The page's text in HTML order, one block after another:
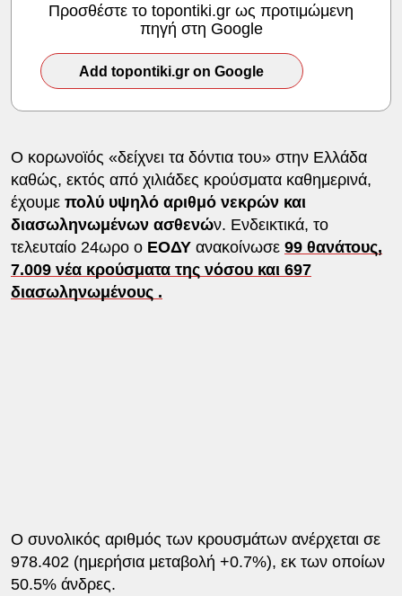
Προσθέστε το topontiki.gr ως προτιμώμενη
πηγή στη Google
Add topontiki.gr on Google
Ο κορωνοϊός «δείχνει τα δόντια του» στην Ελλάδα
καθώς, εκτός από χιλιάδες κρούσματα καθημερινά,
έχουμε πολύ υψηλό αριθμό νεκρών και
διασωληνωμένων ασθενών. Ενδεικτικά, το
τελευταίο 24ωρο οΕΟΔΥανακοίνωσε 99 θανάτους,
7.009 νέα κρούσματα της νόσου και 697
διασωληνωμένους .
Ο συνολικός αριθμός των κρουσμάτων ανέρχεται σε
978.402 (ημερήσια μεταβολή +0.7%), εκ των οποίων
50.5% άνδρες.